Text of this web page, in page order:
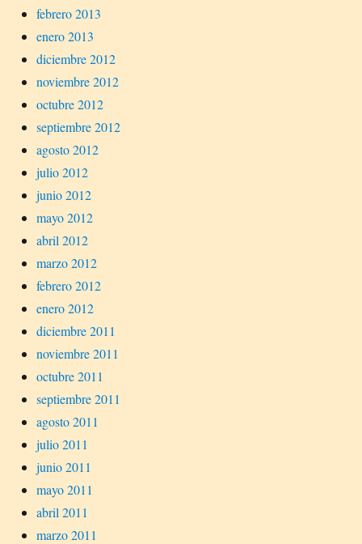
febrero 2013
enero 2013
diciembre 2012
noviembre 2012
octubre 2012
septiembre 2012
agosto 2012
julio 2012
junio 2012
mayo 2012
abril 2012
marzo 2012
febrero 2012
enero 2012
diciembre 2011
noviembre 2011
octubre 2011
septiembre 2011
agosto 2011
julio 2011
junio 2011
mayo 2011
abril 2011
marzo 2011